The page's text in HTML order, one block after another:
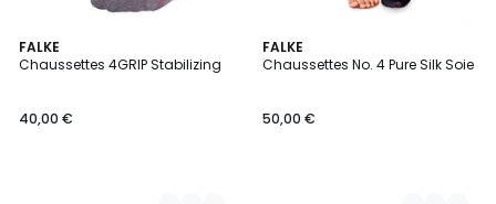
FALKE
Chaussettes 4GRIP Stabilizing
40,00 €
4
Couleurs
FALKE
Chaussettes No. 4 Pure Silk Soie
50,00 €
2
Couleurs